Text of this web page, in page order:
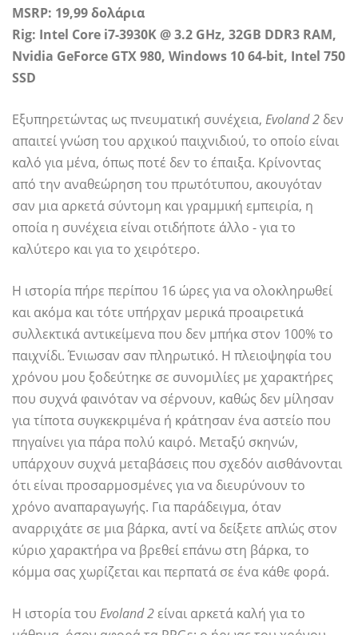
MSRP: 19,99 δολάρια
Rig: Intel Core i7-3930K @ 3.2 GHz, 32GB DDR3 RAM,
Nvidia GeForce GTX 980, Windows 10 64-bit, Intel 750
SSD
Εξυπηρετώντας ως πνευματική συνέχεια, Evoland 2 δεν
απαιτεί γνώση του αρχικού παιχνιδιού, το οποίο είναι
καλό για μένα, όπως ποτέ δεν το έπαιξα. Κρίνοντας
από την αναθεώρηση του πρωτότυπου, ακουγόταν
σαν μια αρκετά σύντομη και γραμμική εμπειρία, η
οποία η συνέχεια είναι οτιδήποτε άλλο - για το
καλύτερο και για το χειρότερο.
Η ιστορία πήρε περίπου 16 ώρες για να ολοκληρωθεί
και ακόμα και τότε υπήρχαν μερικά προαιρετικά
συλλεκτικά αντικείμενα που δεν μπήκα στον 100% το
παιχνίδι. Ένιωσαν σαν πληρωτικό. Η πλειοψηφία του
χρόνου μου ξοδεύτηκε σε συνομιλίες με χαρακτήρες
που συχνά φαινόταν να σέρνουν, καθώς δεν μίλησαν
για τίποτα συγκεκριμένα ή κράτησαν ένα αστείο που
πηγαίνει για πάρα πολύ καιρό. Μεταξύ σκηνών,
υπάρχουν συχνά μεταβάσεις που σχεδόν αισθάνονται
ότι είναι προσαρμοσμένες για να διευρύνουν το
χρόνο αναπαραγωγής. Για παράδειγμα, όταν
αναρριχάτε σε μια βάρκα, αντί να δείξετε απλώς στον
κύριο χαρακτήρα να βρεθεί επάνω στη βάρκα, το
κόμμα σας χωρίζεται και περπατά σε ένα κάθε φορά.
Η ιστορία του Evoland 2είναι αρκετά καλή για το